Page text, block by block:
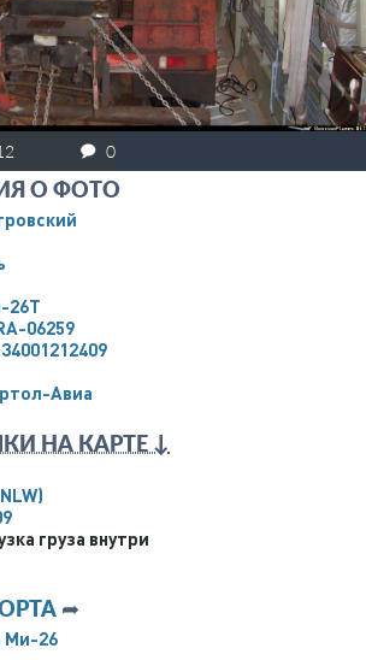
ЗАРЕГИСТРИРОВАТЬСЯ
0
О ФОТО
26Т
06259
34001212409
Авиа
НА КАРТЕ ↓
груза внутри
➦
Ми-26